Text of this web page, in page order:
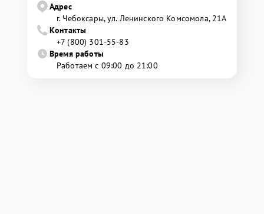
Адрес
г. Чебоксары, ул. Ленинского Комсомола, 21А
Контакты
+7 (800) 301-55-83
Время работы
Работаем с 09:00 до 21:00